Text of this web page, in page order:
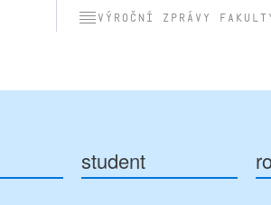
Výroční zprávy
student